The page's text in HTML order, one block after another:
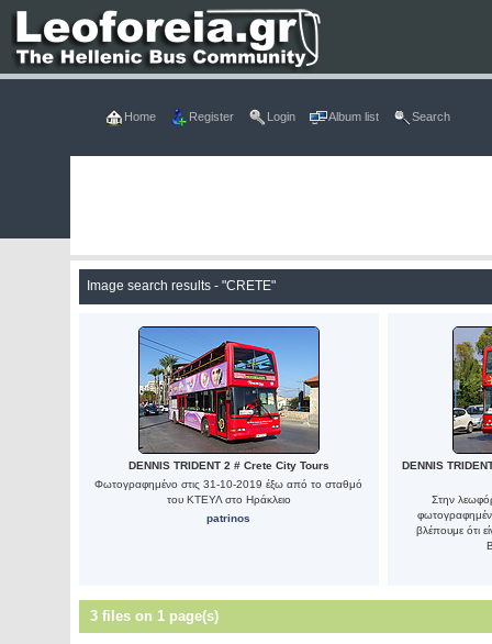
Home Register Login Album list Search
Image search results - "CRETE"
DENNIS TRIDENT 2 # Crete City Tours
Φωτογραφημένο στις 31-10-2019 έξω από το σταθμό
του ΚΤΕΥΛ στο Ηράκλειο
patrinos
DENNIS
Στην
βλέπουμε ότι
3 files on 1 page(s)